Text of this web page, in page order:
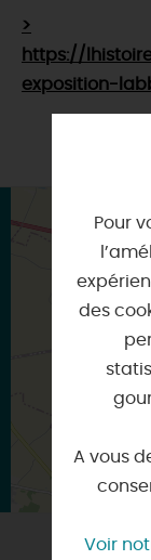
>
https://
exposition-
Pour
des
A vous
Voir